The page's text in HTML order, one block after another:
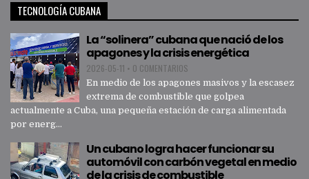
TECNOLOGÍA CUBANA
La “solinera” cubana que nació de los
apagones y la crisis energética
2026-05-11 • 0 COMENTARIOS
En medio de los apagones masivos y la escasez
extrema de combustible que golpea
actualmente a Cuba, una pequeña estación de carga alimentada
por energ...
Un cubano logra hacer funcionar su
automóvil con carbón vegetal en medio
de la crisis de combustible